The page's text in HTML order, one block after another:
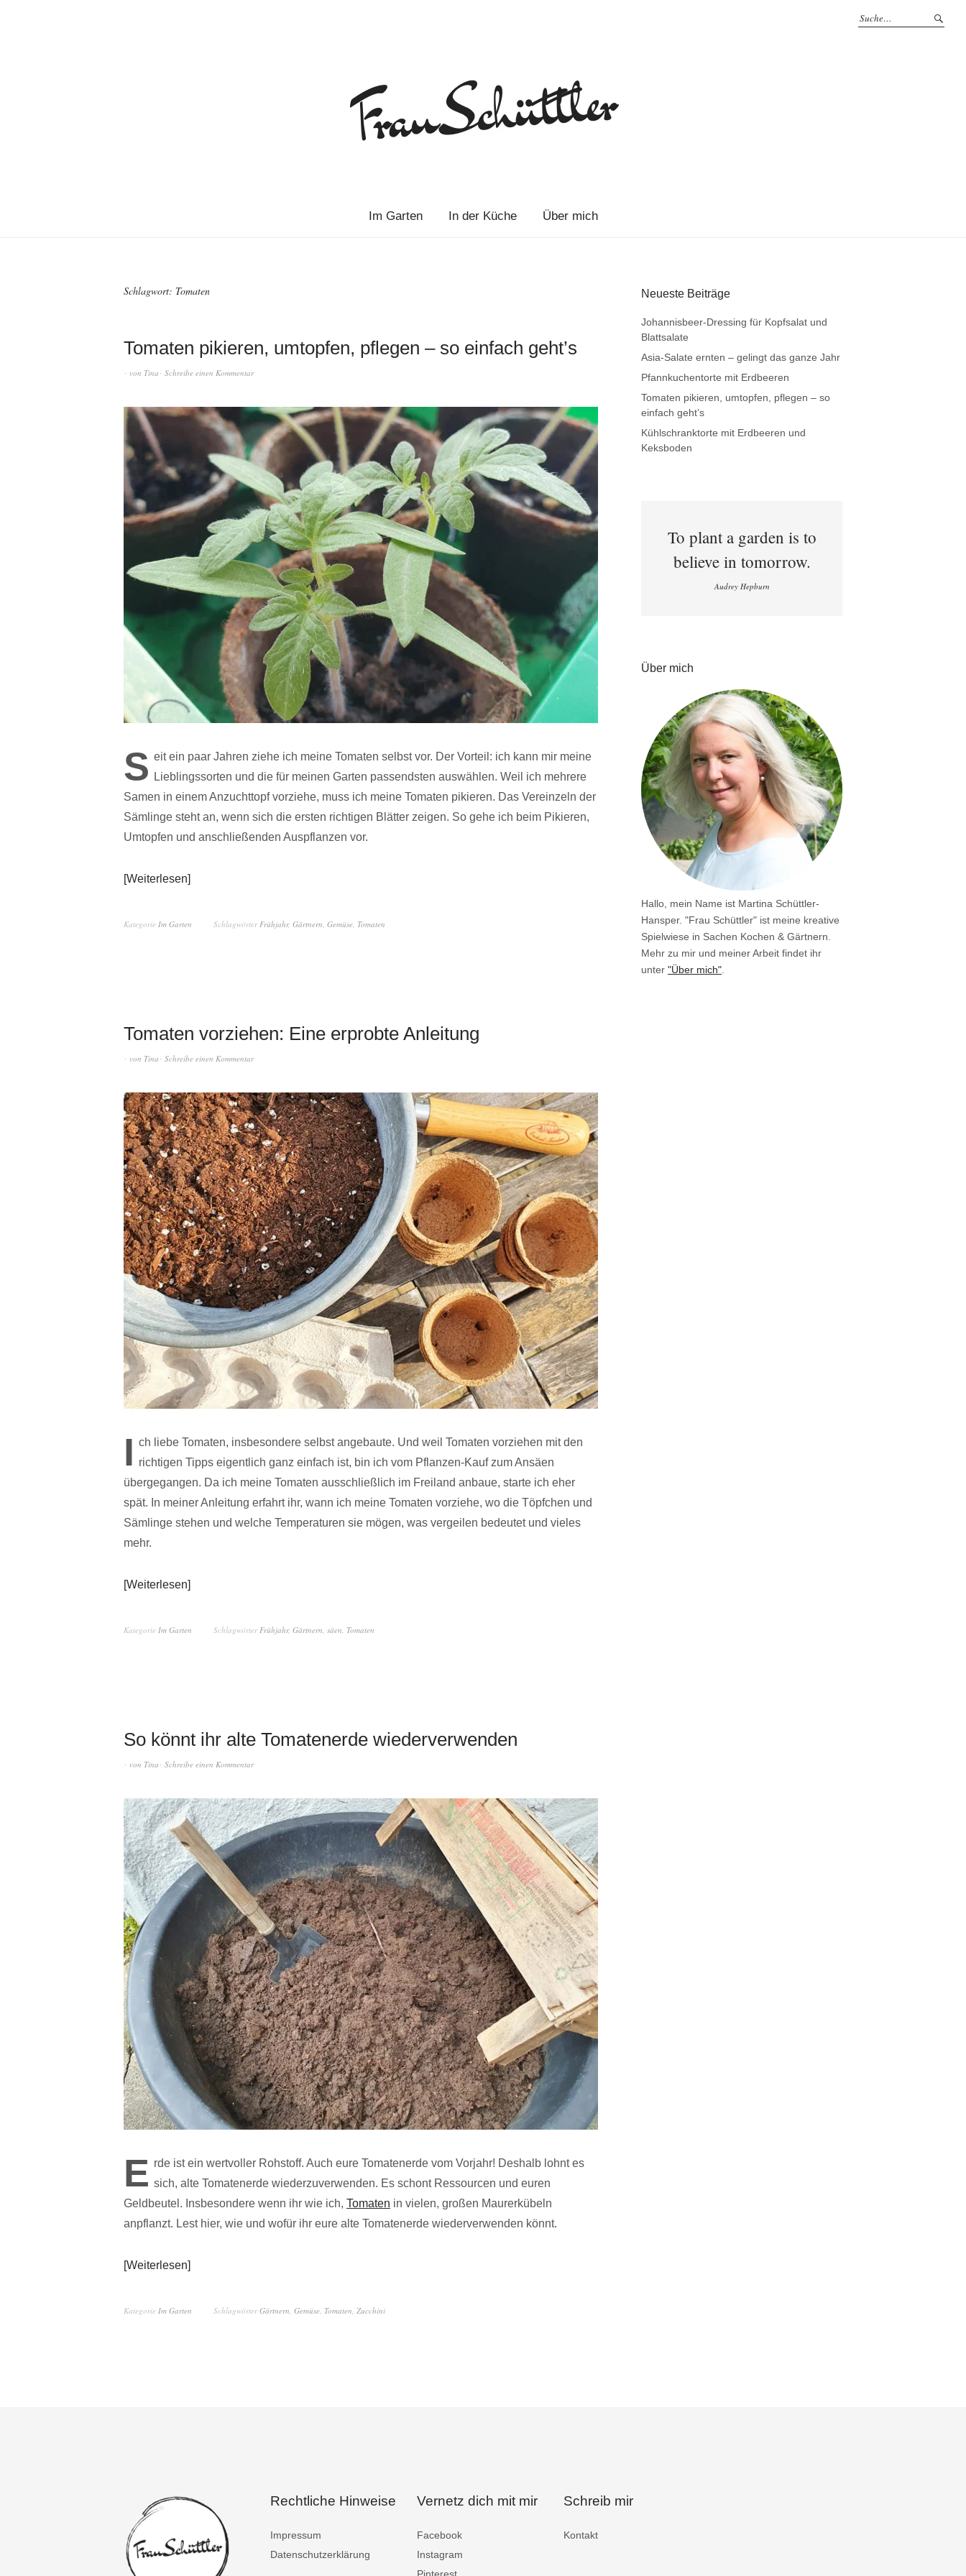
Im Garten In der Küche Über mich
Schlagwort: Tomaten
Tomaten pikieren, umtopfen, pflegen – so einfach geht’s
von Tina Schreibe einen Kommentar
S eit ein paar Jahren ziehe ich meine Tomaten selbst vor. Der Vorteil: ich kann mir meine
Lieblingssorten und die für meinen Garten passendsten auswählen. Weil ich mehrere
Samen in einem Anzuchttopf vorziehe, muss ich meine Tomaten pikieren. Das Vereinzeln der
Sämlinge steht an, wenn sich die ersten richtigen Blätter zeigen. So gehe ich beim Pikieren,
Umtopfen und anschließenden Auspflanzen vor.
Weiterlesen
Kategorie Im Garten SchlagwörterFrühjahr, Gärtnern, Gemüse, Tomaten
Tomaten vorziehen: Eine erprobte Anleitung
von Tina Schreibe einen Kommentar
I ch liebe Tomaten, insbesondere selbst angebaute. Und weil Tomaten vorziehen mit den
richtigen Tipps eigentlich ganz einfach ist, bin ich vom Pflanzen-Kauf zum Ansäen
übergegangen. Da ich meine Tomaten ausschließlich im Freiland anbaue, starte ich eher
spät. In meiner Anleitung erfahrt ihr, wann ich meine Tomaten vorziehe, wo die Töpfchen und
Sämlinge stehen und welche Temperaturen sie mögen, was vergeilen bedeutet und vieles
mehr.
Weiterlesen
Kategorie Im Garten SchlagwörterFrühjahr, Gärtnern, säen, Tomaten
So könnt ihr alte Tomatenerde wiederverwenden
von Tina Schreibe einen Kommentar
E rde ist ein wertvoller Rohstoff. Auch eure Tomatenerde vom Vorjahr! Deshalb lohnt es
sich, alte Tomatenerde wiederzuverwenden. Es schont Ressourcen und euren
Geldbeutel. Insbesondere wenn ihr wie ich, Tomaten in vielen, großen Maurerkübeln
anpflanzt. Lest hier, wie und wofür ihr eure alte Tomatenerde wiederverwenden könnt.
Weiterlesen
Kategorie Im Garten SchlagwörterGärtnern, Gemüse, Tomaten, Zucchini
Neueste Beiträge
Johannisbeer-Dressing für Kopfsalat und
Blattsalate
Asia-Salate ernten – gelingt das ganze Jahr
Pfannkuchentorte mit Erdbeeren
Tomaten pikieren, umtopfen, pflegen – so
einfach geht’s
Kühlschranktorte mit Erdbeeren und
Keksboden
To plant a garden is to
believe in tomorrow.
Audrey Hepburn
Über mich
Hallo, mein Name ist Martina Schüttler-
Hansper. "Frau Schüttler" ist meine kreative
Spielwiese in Sachen Kochen & Gärtnern.
Mehr zu mir und meiner Arbeit findet ihr
unter "Über mich"
Rechtliche Hinweise
Impressum
Datenschutzerklärung
Vernetz dich mit mir
Facebook
Instagram
Schreib mir
Kontakt